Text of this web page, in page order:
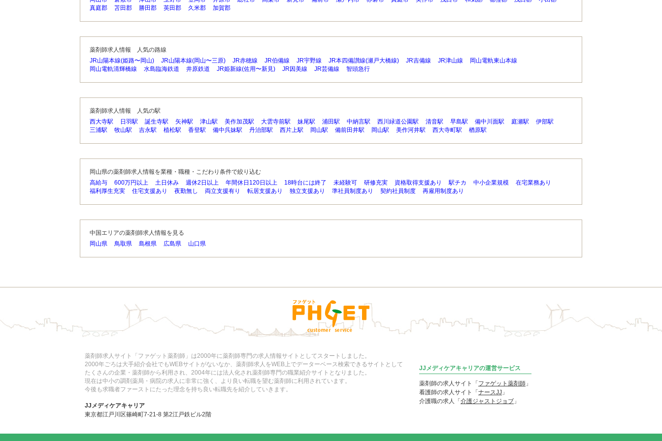
真庭郡
苫田郡 勝田郡 英田郡 久米郡 加賀郡
薬剤師求人情報 人気の路線
JR山陽本線(姫路〜岡山)
JR山陽本線(岡山〜三原) JR赤穂線 JR伯備線 JR宇野線 JR本四備讃線(瀬戸大橋線) JR吉備線 JR津山線
岡山電軌東山本線
岡山電軌清輝橋線
水島臨海鉄道 井原鉄道 JR姫新線(佐用〜新見) JR因美線 JR芸備線 智頭急行
薬剤師求人情報 人気の駅
西大寺駅
日羽駅 誕生寺駅 矢神駅 津山駅 美作加茂駅 大雲寺前駅 妹尾駅 浦田駅 中納言駅 西川緑道公園駅 清音駅 早島駅 備中川面駅 庭瀬駅
伊部駅
三浦駅
牧山駅 吉永駅 植松駅 香登駅 備中呉妹駅 丹治部駅 西片上駅 岡山駅 備前田井駅 岡山駅 美作河井駅 西大寺町駅 楢原駅
岡山県の薬剤師求人情報を業種・職種・こだわり条件で絞り込む
高給与
600万円以上 土日休み 週休2日以上 年間休日120日以上 18時台には終了 未経験可 研修充実 資格取得支援あり 駅チカ 中小企業規模
在宅業務あり
福利厚生充実
住宅支援あり 夜勤無し 両立支援有り 転居支援あり 独立支援あり 準社員制度あり 契約社員制度 再雇用制度あり
中国エリアの薬剤師求人情報を見る
岡山県
鳥取県 島根県 広島県 山口県
薬剤師求人サイト「ファゲット薬剤師」は2000年に薬剤師専門の求人情報サイトとしてスタートしました。
2000年ごろは大手紹介会社でもWEBサイトがないなか、薬剤師求人をWEB上でデーターベース検索できるサイトとして
たくさんの企業・薬剤師から利用され、2004年には法人化され薬剤師専門の職業紹介サイトとなりました。
現在は中小の調剤薬局・病院の求人に非常に強く、より良い転職を望む薬剤師に利用されています。
今後も求職者ファーストにたった理念を持ち良い転職先を紹介していきます。
JJメディケアキャリア
東京都江戸川区篠崎町7-21-8 第2江戸鉄ビル2階
JJメディケアキャリアの運営サービス
薬剤師の求人サイト「 ファゲット薬剤師 」
看護師の求人サイト「 ナースJJ 」
介護職の求人「 介護ジャストジョブ 」